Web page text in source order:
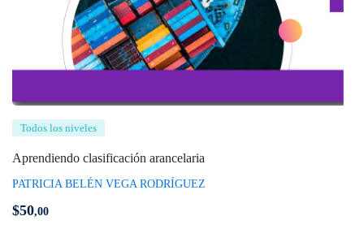
Todos los niveles
Aprendiendo clasificación arancelaria
PATRICIA BELÉN VEGA RODRÍGUEZ
$50,00